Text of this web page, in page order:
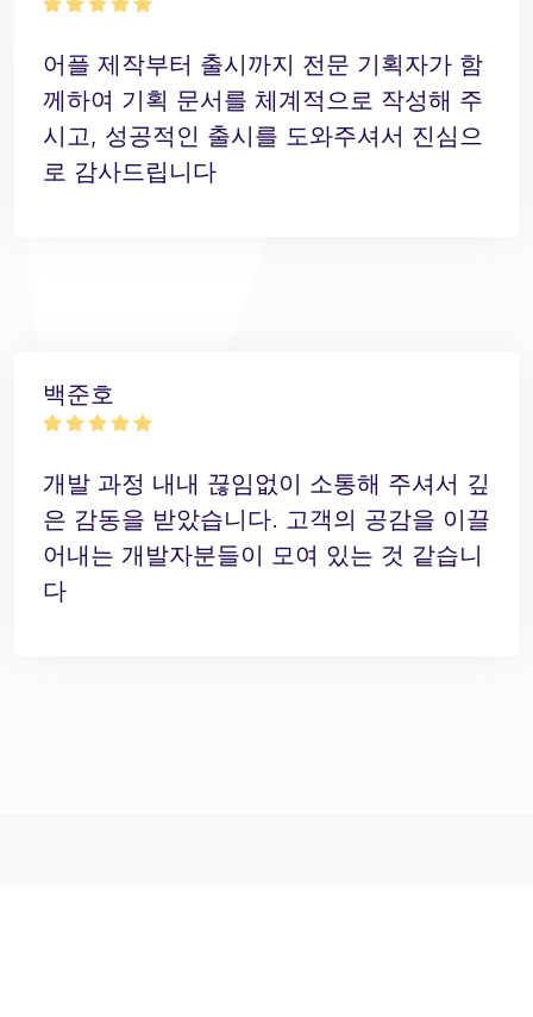
어플 제작부터 출시까지 전문 기획자가 함
께하여 기획 문서를 체계적으로 작성해 주
시고, 성공적인 출시를 도와주셔서 진심으
로 감사드립니다
백준호
개발 과정 내내 끊임없이 소통해 주셔서 깊
은 감동을 받았습니다. 고객의 공감을 이끌
어내는 개발자분들이 모여 있는 것 같습니
다